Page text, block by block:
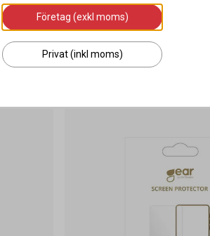
279 kr
Företag (exkl moms)
Privat (inkl moms)